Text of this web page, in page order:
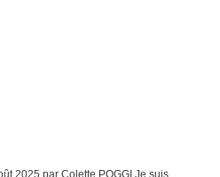
2025 par Colette POGGI Je suis